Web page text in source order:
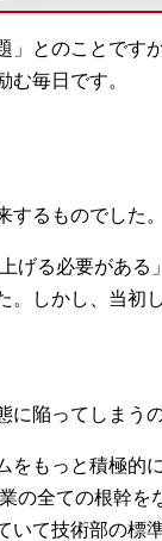
」とのことです
毎日です。
るものでした。
げる必要があ
しかし、当初
陥ってしまうの
もっと積極的
の全ての根幹を
て技術部の標